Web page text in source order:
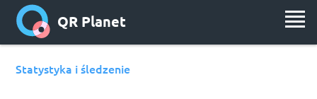
QR Planet
Statystyka i śledzenie